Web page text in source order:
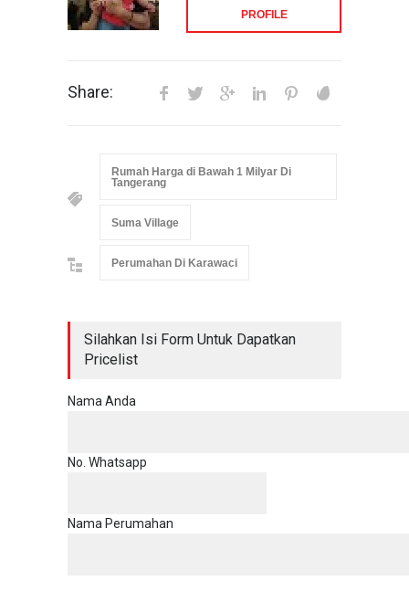
PROFILE
Share:
Rumah Harga di Bawah 1 Milyar Di
Tangerang
Suma Village
Perumahan Di Karawaci
Silahkan Isi Form Untuk Dapatkan
Pricelist
Nama Anda
No. Whatsapp
Nama Perumahan